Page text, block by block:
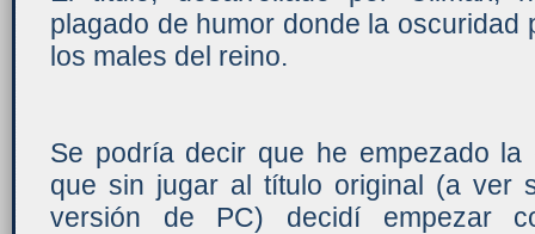
plagado de humor donde la oscuridad
los males del reino.
Se podría decir que he empezado
que sin jugar al título original (a ver
versión de PC) decidí empezar